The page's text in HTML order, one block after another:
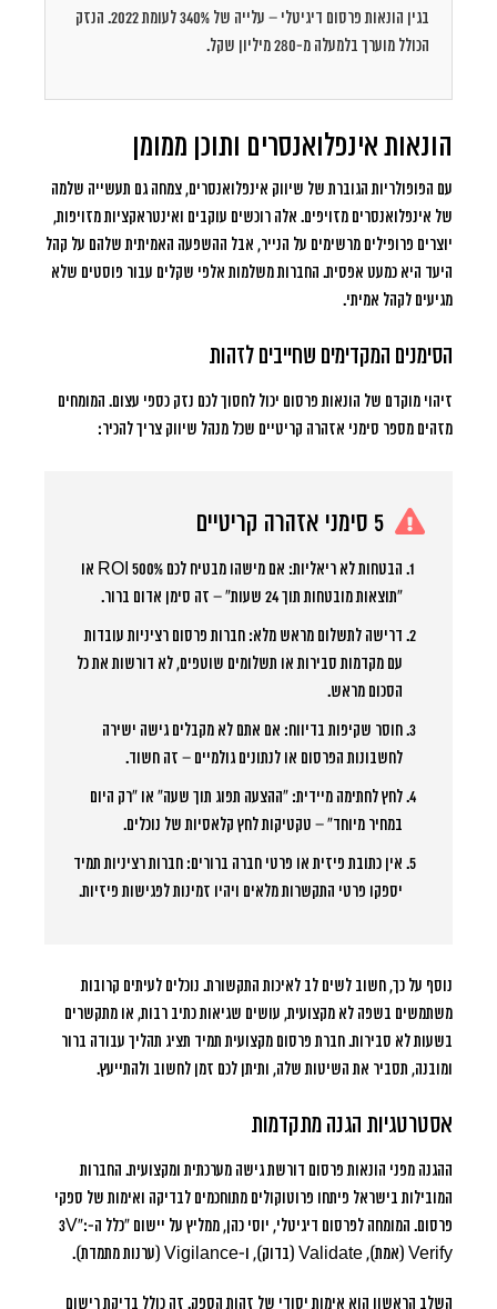
בגין הונאות פרסום דיגיטלי – עלייה של 340% לעומת 2022. הנזק
הכולל מוערך בלמעלה מ-280 מיליון שקל.
הונאות אינפלואנסרים ותוכן ממומן
עם הפופולריות הגוברת של שיווק אינפלואנסרים, צמחה גם תעשייה שלמה
של אינפלואנסרים מזויפים. אלה רוכשים עוקבים ואינטראקציות מזויפות,
יוצרים פרופילים מרשימים על הנייר, אבל ההשפעה האמיתית שלהם על קהל
היעד היא כמעט אפסית. החברות משלמות אלפי שקלים עבור פוסטים שלא
מגיעים לקהל אמיתי.
הסימנים המקדימים שחייבים לזהות
זיהוי מוקדם של הונאות פרסום יכול לחסוך לכם נזק כספי עצום. המומחים
מזהים מספר סימני אזהרה קריטיים שכל מנהל שיווק צריך להכיר:
5 סימני אזהרה קריטיים
הבטחות לא ריאליות:
אם מישהו מבטיח לכם 500% ROI או
“תוצאות מובטחות תוך 24 שעות” – זה סימן אדום ברור.
דרישה לתשלום מראש מלא: חברות פרסום רציניות עובדות
עם מקדמות סבירות או תשלומים שוטפים, לא דורשות את כל
הסכום מראש.
חוסר שקיפות בדיווח: אם אתם לא מקבלים גישה ישירה
לחשבונות הפרסום או לנתונים גולמיים – זה חשוד.
לחץ לחתימה מיידית: “ההצעה תפוג תוך שעה” או “רק היום
במחיר מיוחד” – טקטיקות לחץ קלאסיות של נוכלים.
אין כתובת פיזית או פרטי חברה ברורים: חברות רציניות תמיד
יספקו פרטי התקשרות מלאים ויהיו זמינות לפגישות פיזיות.
נוסף על כך, חשוב לשים לב לאיכות התקשורת. נוכלים לעיתים קרובות
משתמשים בשפה לא מקצועית, עושים שגיאות כתיב רבות, או מתקשרים
בשעות לא סבירות.חברת פרסום מקצועית תמיד תציג תהליך עבודה ברור
ומובנה, תסביר את השיטות שלה, ותיתן לכם זמן לחשוב ולהתייעץ.
אסטרטגיות הגנה מתקדמות
ההגנה מפני הונאות פרסום דורשת גישה מערכתית ומקצועית. החברות
המובילות בישראל פיתחו פרוטוקולים מתוחכמים לבדיקה ואימות של ספקי
פרסום. המומחה לפרסום דיגיטלי, יוסי כהן, ממליץ על יישום “כלל ה-3V”:
Verify (אמת), Validate (בדוק), ו-Vigilance (ערנות מתמדת).
השלב הראשון הוא אימות יסודי של זהות הספק. זה כולל בדיקת רישום